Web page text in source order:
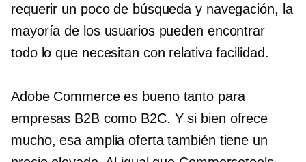
requerir un poco de búsqueda y navegación, la
mayoría de los usuarios pueden encontrar
todo lo que necesitan con relativa facilidad.
Adobe Commerce es bueno tanto para
empresas B2B como B2C. Y si bien ofrece
mucho, esa amplia oferta también tiene un